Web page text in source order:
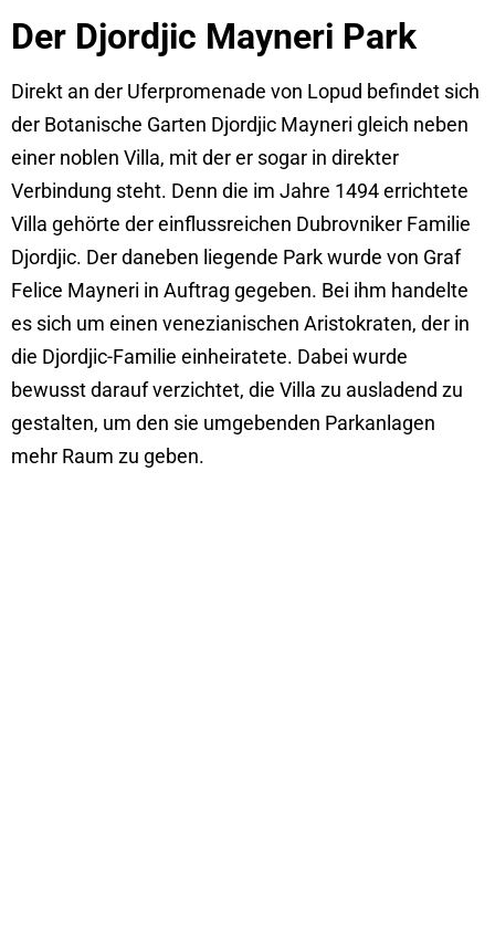
Der Djordjic Mayneri Park
Direkt an der Uferpromenade von Lopud befindet sich
der Botanische Garten Djordjic Mayneri gleich neben
einer noblen Villa, mit der er sogar in direkter
Verbindung steht. Denn die im Jahre 1494 errichtete
Villa gehörte der einflussreichen Dubrovniker Familie
Djordjic. Der daneben liegende Park wurde von Graf
Felice Mayneri in Auftrag gegeben. Bei ihm handelte
es sich um einen venezianischen Aristokraten, der in
die Djordjic-Familie einheiratete. Dabei wurde
bewusst darauf verzichtet, die Villa zu ausladend zu
gestalten, um den sie umgebenden Parkanlagen
mehr Raum zu geben.